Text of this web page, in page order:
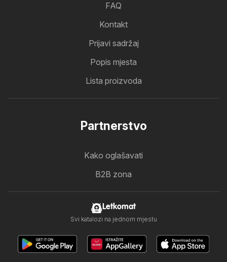
FAQ
Kontakt
Prijavi sadržaj
Popis mjesta
Lista proizvoda
Partnerstvo
Kako oglašavati
B2B zona
Letkomat
Svi katalozi na jednom mjestu